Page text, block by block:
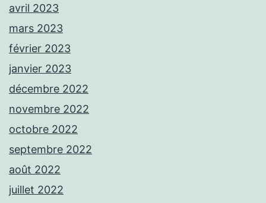
avril 2023
mars 2023
février 2023
janvier 2023
décembre 2022
novembre 2022
octobre 2022
septembre 2022
août 2022
juillet 2022